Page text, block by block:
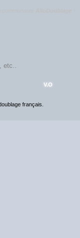
V.O
français.